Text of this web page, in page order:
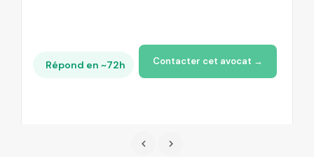
Répond en ~72h Contacter cet avocat →